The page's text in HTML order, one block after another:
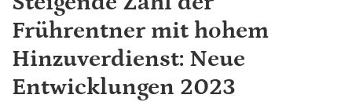
Frührentner mit hohem
Hinzuverdienst: Neue
Entwicklungen 2023